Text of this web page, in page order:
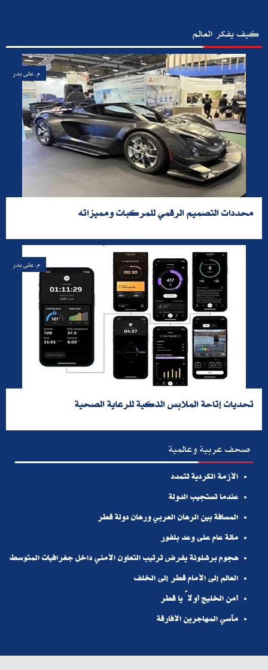
كيف يفكر العالم
م. على بدر
محددات التصميم الرقمي للمركبات ومميزاته
م. على بدر
تحديات إتاحة الملابس الذكية للرعاية الصحية
صحف عربية وعالمية
الأزمة الكردية تتمدد
عندما تستجيب الدولة
المسافة بين الرهان العربي ورهان دولة قطر
مائة عام على وعد بلفور
هجوم برشلونة يفرض ترتيب التعاون الأمني داخل جغرافيات المتوسط
العالم إلى الأمام قطر إلى الخلف
أمن الخليج أولاً يا قطر
مآسي المهاجرين الأفارقة